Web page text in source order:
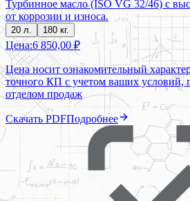
Турбинное масло (ISO VG 32/46) с
от коррозии и износа.
20 л. 180 кг.
Цена:6 850,00 ₽
Цена носит ознакомительный
точного КП с учетом ваших условий,
отделом продаж
Скачать PDFПодробнее